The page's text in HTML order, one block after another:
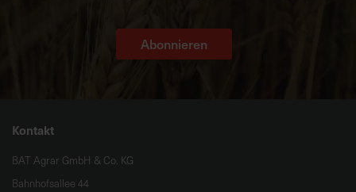
Abonnieren
Kontakt
BAT Agrar GmbH & Co. KG
Bahnhofsallee 44